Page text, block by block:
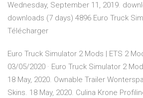
Wednesday, September 11, 2019.
downloads (7 days) 4896 Euro Truck
Télécharger
Euro Truck Simulator 2 Mods | ETS 2
03/05/2020 · Euro Truck Simulator 2
18 May, 2020. Ownable Trailer
Skins. 18 May, 2020. Culina Krone